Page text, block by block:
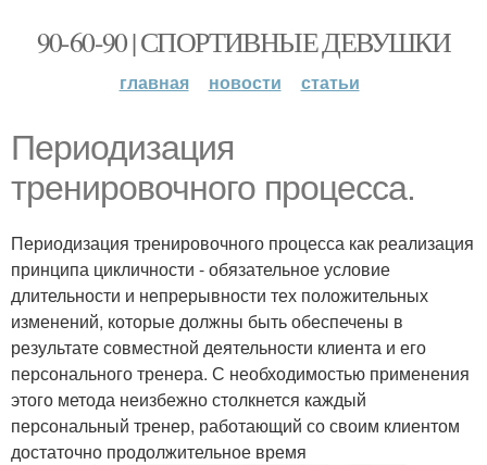
90-60-90 | СПОРТИВНЫЕ ДЕВУШКИ
главная новости статьи
Периодизация
тренировочного процесса.
Периодизация тренировочного процесса как реализация
принципа цикличности - обязательное условие
длительности и непрерывности тех положительных
изменений, которые должны быть обеспечены в
результате совместной деятельности клиента и его
персонального тренера. С необходимостью применения
этого метода неизбежно столкнется каждый
персональный тренер, работающий со своим клиентом
достаточно продолжительное время